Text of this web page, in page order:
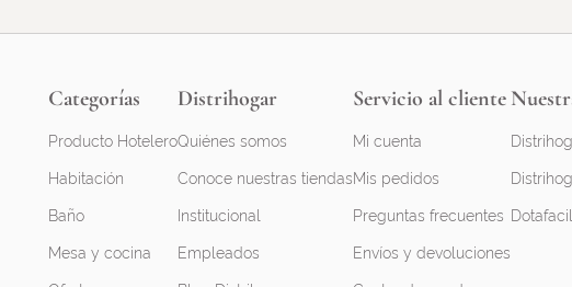
Categorías
Producto Hotelero
Habitación
Baño
Mesa y cocina
Distrihogar
Quiénes somos
Conoce nuestras tiendas
Institucional
Empleados
Servicio al cliente
Mi cuenta
Mis pedidos
Preguntas frecuentes
Envíos y devoluciones
Dotafacil